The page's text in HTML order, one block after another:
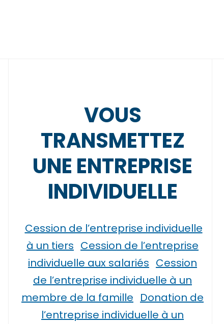
VOUS
TRANSMETTEZ
UNE ENTREPRISE
INDIVIDUELLE
Cession de l’entreprise individuelle
à un tiers Cession de l’entreprise
individuelle aux salariés Cession
de l’entreprise individuelle à un
membre de la famille Donation de
l’entreprise individuelle à un